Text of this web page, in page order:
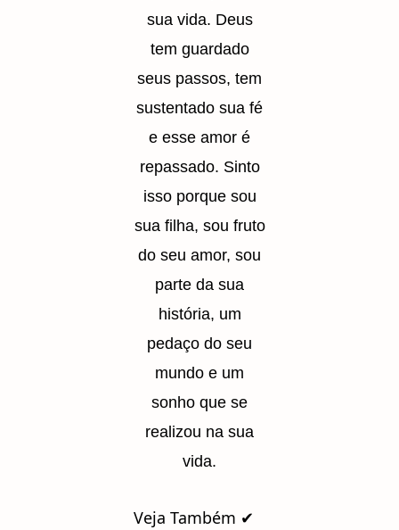
sua vida. Deus
tem guardado
seus passos, tem
sustentado sua fé
e esse amor é
repassado. Sinto
isso porque sou
sua filha, sou fruto
do seu amor, sou
parte da sua
história, um
pedaço do seu
mundo e um
sonho que se
realizou na sua
vida.
Veja Também ✔